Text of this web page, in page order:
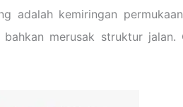
adalah kemiringan
merusak struktur jalan.